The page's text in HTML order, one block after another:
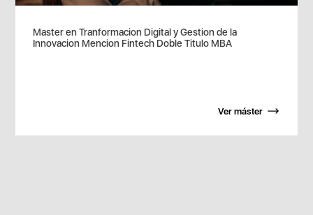
Master en Tranformacion Digital y Gestion de la
Innovacion Mencion Fintech Doble Titulo MBA
Ver máster